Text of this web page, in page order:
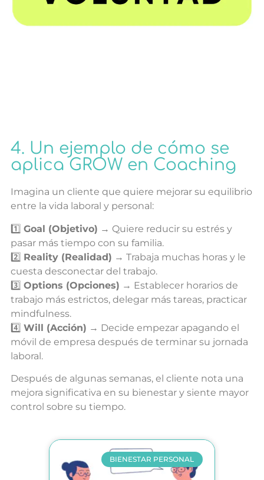
4. Un ejemplo de cómo se
aplica GROW en Coaching
Imagina un cliente que quiere mejorar su equilibrio
entre la vida laboral y personal:
1️⃣ Goal (Objetivo) → Quiere reducir su estrés y
pasar más tiempo con su familia.
2️⃣ Reality (Realidad) → Trabaja muchas horas y le
cuesta desconectar del trabajo.
3️⃣ Options (Opciones) → Establecer horarios de
trabajo más estrictos, delegar más tareas, practicar
mindfulness.
4️⃣ Will (Acción) → Decide empezar apagando el
móvil de empresa después de terminar su jornada
laboral.
Después de algunas semanas, el cliente nota una
mejora significativa en su bienestar y siente mayor
control sobre su tiempo.
BIENESTAR PERSONAL